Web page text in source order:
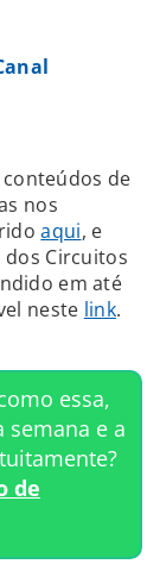
de
nos
aqui, e
dos Circuitos
em até
neste link.
essa,
semana e a
de